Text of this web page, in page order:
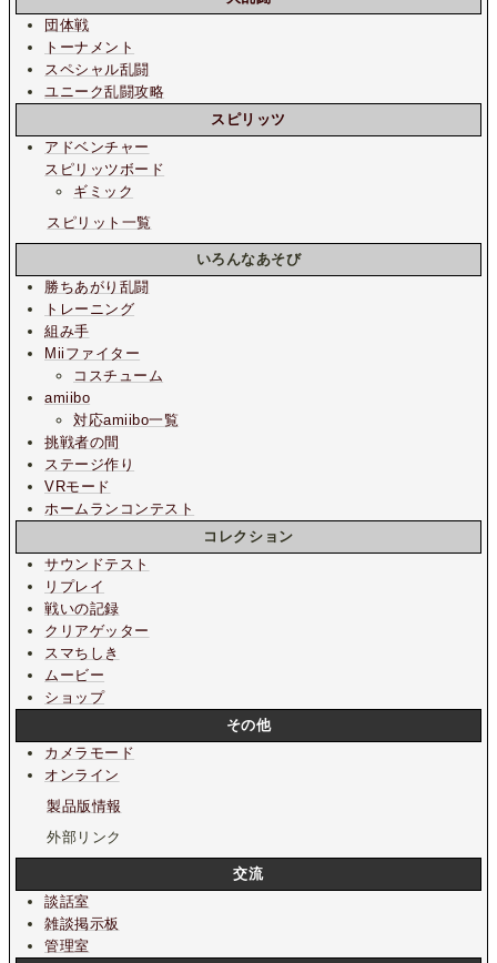
団体戦
トーナメント
スペシャル乱闘
ユニーク乱闘攻略
スピリッツ
アドベンチャー
スピリッツボード
ギミック
スピリット一覧
いろんなあそび
勝ちあがり乱闘
トレーニング
組み手
Miiファイター
コスチューム
amiibo
対応amiibo一覧
挑戦者の間
ステージ作り
VRモード
ホームランコンテスト
コレクション
サウンドテスト
リプレイ
戦いの記録
クリアゲッター
スマちしき
ムービー
ショップ
その他
カメラモード
オンライン
製品版情報
外部リンク
交流
談話室
雑談掲示板
管理室